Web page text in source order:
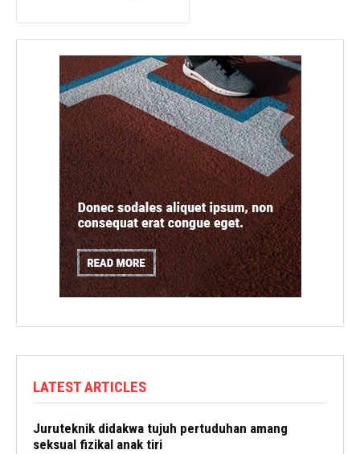
LATEST ARTICLES
Juruteknik didakwa tujuh pertuduhan amang
seksual fizikal anak tiri